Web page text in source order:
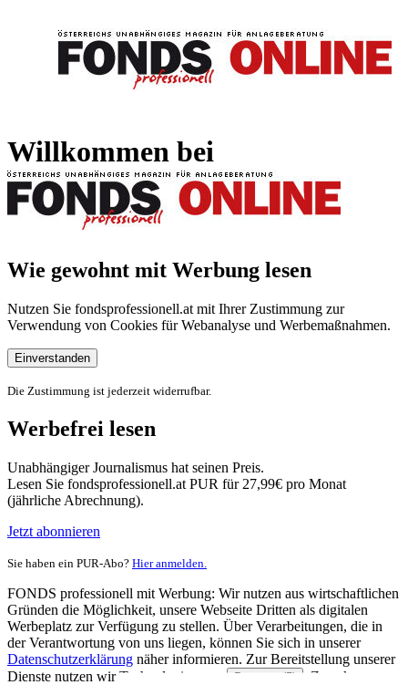
Willkommen bei
Wie gewohnt mit Werbung lesen
Nutzen Sie fondsprofessionell.at mit Ihrer Zustimmung zur
Verwendung von Cookies für Webanalyse und Werbemaßnahmen.
Einverstanden
Die Zustimmung ist jederzeit widerrufbar.
Werbefrei lesen
Unabhängiger Journalismus hat seinen Preis.
Lesen Sie fondsprofessionell.at PUR für 27,99€ pro Monat
(jährliche Abrechnung).
Jetzt abonnieren
Sie haben ein PUR-Abo? Hier anmelden.
FONDS professionell mit Werbung: Wir nutzen aus wirtschaftlichen
Gründen die Möglichkeit, unsere Webseite Dritten als digitalen
Werbeplatz zur Verfügung zu stellen. Über Verarbeitungen, die in
der Verantwortung von uns liegen, können Sie sich in unserer
Datenschutzerklärung näher informieren. Zur Bereitstellung unserer
Dienste nutzen wir Technologien von
Partnern (5)
. Zwecke: